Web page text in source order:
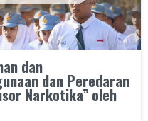
dan
dan Peredaran
Narkotika” oleh